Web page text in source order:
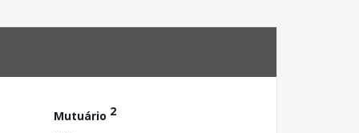
Mutuário 2